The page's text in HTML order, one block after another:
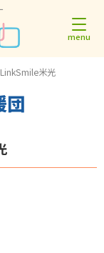
米光
団